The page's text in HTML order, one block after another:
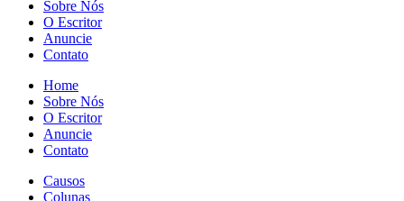
Sobre Nós
O Escritor
Anuncie
Contato
Home
Sobre Nós
O Escritor
Anuncie
Contato
Causos
Colunas